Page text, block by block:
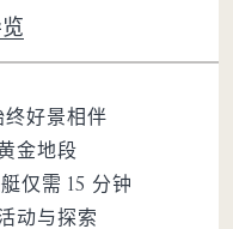
好景相伴
金地段
仅需 15 分钟
动与探索